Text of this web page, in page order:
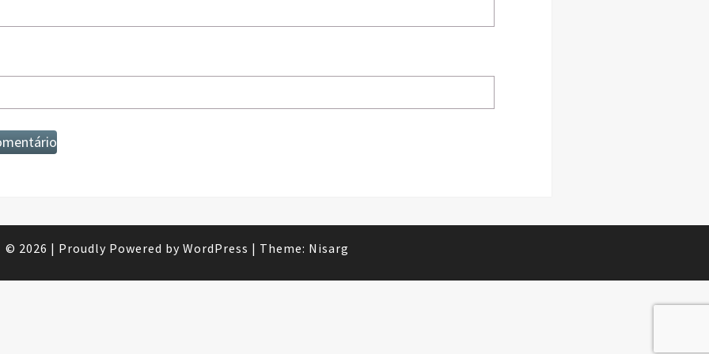
© 2026 | Proudly Powered by WordPress | Theme: Nisarg